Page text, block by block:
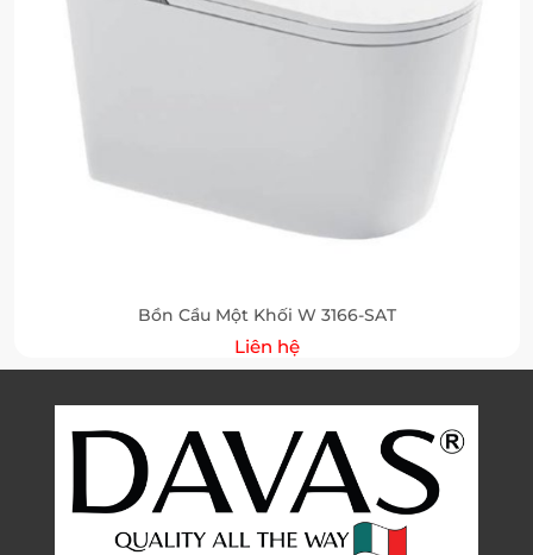
Bồn Cầu Một Khối W 3166-SAT
Liên hệ